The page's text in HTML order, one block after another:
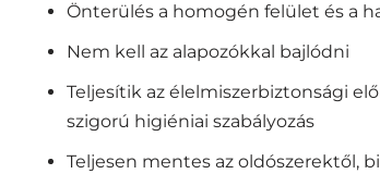
Önterülés a homogén felület és a
Nem kell az alapozókkal bajlódni
Teljesítik az élelmiszerbiztonsági
szigorú higiéniai szabályozás
Teljesen mentes az oldószerektől,